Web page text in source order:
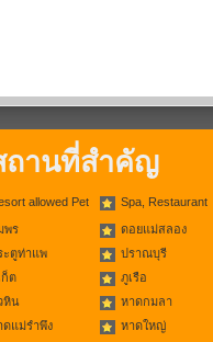
ถานที่สำคัญ
allowed Pet Spa, Restaurant
พร
ดอยแม่สลอง
ะตูท่าแพ
ปราณบุรี
ก็ต
ภูเรือ
หิน
หาดกมลา
ดแม่รำพึง
หาดใหญ่